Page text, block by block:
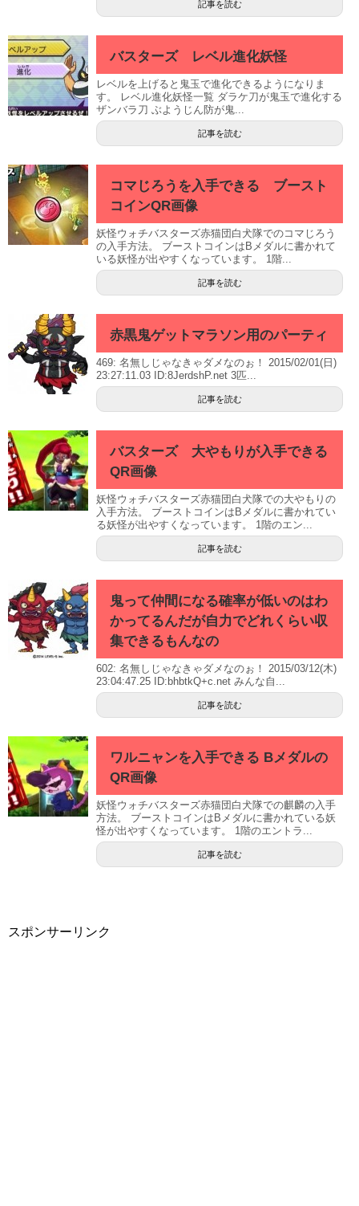
記事を読む
バスターズ レベル進化妖怪
レベルを上げると鬼玉で進化できるようになりま
す。 レベル進化妖怪一覧 ダラケ刀が鬼玉で進化する
ザンバラ刀 ぶようじん防が鬼...
記事を読む
コマじろうを入手できる ブースト
コインQR画像
妖怪ウォチバスターズ赤猫団白犬隊でのコマじろう
の入手方法。 ブーストコインはBメダルに書かれて
いる妖怪が出やすくなっています。 1階...
記事を読む
赤黒鬼ゲットマラソン用のパーティ
469: 名無しじゃなきゃダメなのぉ！ 2015/02/01(日)
23:27:11.03 ID:8JerdshP.net 3匹...
記事を読む
バスターズ 大やもりが入手できる
QR画像
妖怪ウォチバスターズ赤猫団白犬隊での大やもりの
入手方法。 ブーストコインはBメダルに書かれてい
る妖怪が出やすくなっています。 1階のエン...
記事を読む
鬼って仲間になる確率が低いのはわ
かってるんだが自力でどれくらい収
集できるもんなの
602: 名無しじゃなきゃダメなのぉ！ 2015/03/12(木)
23:04:47.25 ID:bhbtkQ+c.net みんな自...
記事を読む
ワルニャンを入手できる Bメダルの
QR画像
妖怪ウォチバスターズ赤猫団白犬隊での麒麟の入手
方法。 ブーストコインはBメダルに書かれている妖
怪が出やすくなっています。 1階のエントラ...
記事を読む
スポンサーリンク